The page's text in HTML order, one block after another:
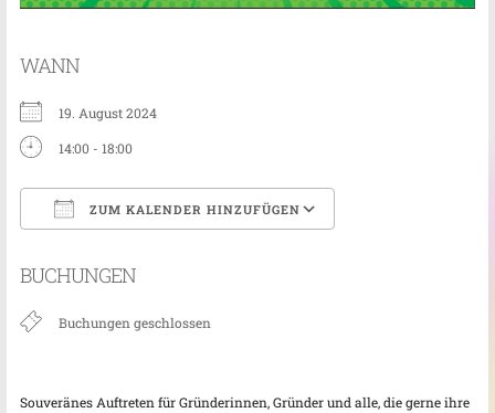
WANN
19. August 2024
14:00 - 18:00
ZUM KALENDER HINZUFÜGEN
BUCHUNGEN
Buchungen geschlossen
Souveränes Auftreten für Gründerinnen, Gründer und alle, die gerne ihre